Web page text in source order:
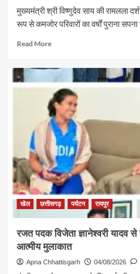
मुख्यमंत्री श्री विष्णुदेव साय की रामलला
रूप से कमजोर परिवारों का वर्षों पुराना सपना
Read MoreRead
पर्यटन
एवं
संस्कृति
मंत्री
श्री
राजेश
अग्रवाल
की
पहल
से
सरगुजा
संभाग
श्रद्धालु
भारत
गौरव
खेल छत्तीसगढ़ पर्यटन रायपुर
रजत पदक विजेता ज्ञानेश्वरी यादव से
आत्मीय मुलाकात
Apna Chhattisgarh 04/08/2026